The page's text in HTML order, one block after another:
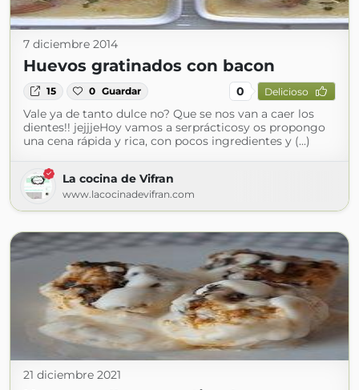
7 diciembre 2014
Huevos gratinados con bacon
15 0 Guardar 0 Delicioso
Vale ya de tanto dulce no? Que se nos van a caer los
dientes!! jejjjeHoy vamos a serprácticosy os propongo
una cena rápida y rica, con pocos ingredientes y (...)
La cocina de Vifran
www.lacocinadevifran.com
21 diciembre 2021